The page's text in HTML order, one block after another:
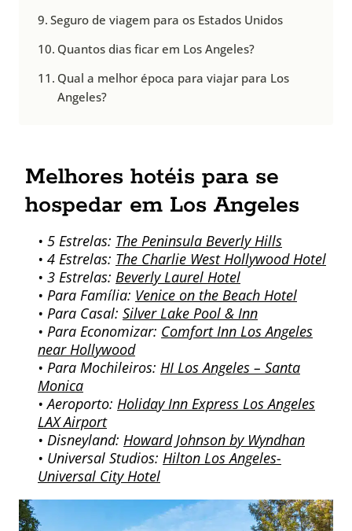
Seguro de viagem para os Estados Unidos
Quantos dias ficar em Los Angeles?
Qual a melhor época para viajar para Los
Angeles?
Melhores hotéis para se
hospedar em Los Angeles
• 5 Estrelas: The Peninsula Beverly Hills
• 4 Estrelas: The Charlie West Hollywood Hotel
• 3 Estrelas: Beverly Laurel Hotel
• Para Família: Venice on the Beach Hotel
• Para Casal: Silver Lake Pool & Inn
• Para Economizar: Comfort Inn Los Angeles
near Hollywood
• Para Mochileiros: HI Los Angeles – Santa
Monica
• Aeroporto: Holiday Inn Express Los Angeles
LAX Airport
• Disneyland: Howard Johnson by Wyndhan
• Universal Studios: Hilton Los Angeles-
Universal City Hotel